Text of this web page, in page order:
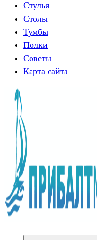
Стулья
Столы
Тумбы
Полки
Советы
Карта сайта